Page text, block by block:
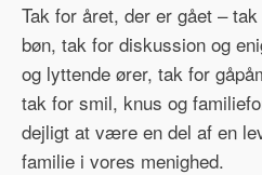
Tak for året, der er gået –
bøn, tak for diskussion og
og lyttende ører, tak for
tak for smil, knus og
dejligt at være en del af en
familie i vores menighed.